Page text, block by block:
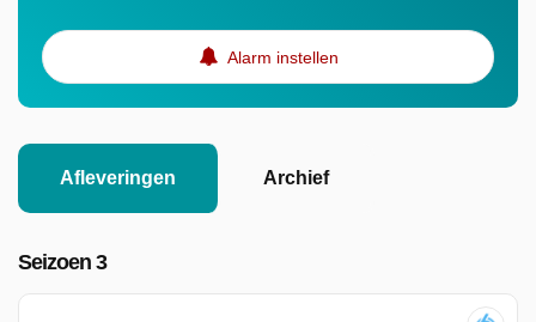
Alarm instellen
Afleveringen Archief
Seizoen 3